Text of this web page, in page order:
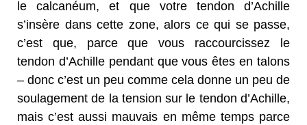
le calcanéum, et que votre tendon d’Achille
s’insère dans cette zone, alors ce qui se passe,
c’est que, parce que vous raccourcissez le
tendon d’Achille pendant que vous êtes en talons
– donc c’est un peu comme cela donne un peu de
soulagement de la tension sur le tendon d’Achille,
mais c’est aussi mauvais en même temps parce